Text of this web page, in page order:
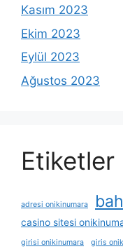
Kasım 2023
Ekim 2023
Eylül 2023
Ağustos 2023
Etiketler
adresi onikinumara
casino sitesi
girisi onikinumara giris